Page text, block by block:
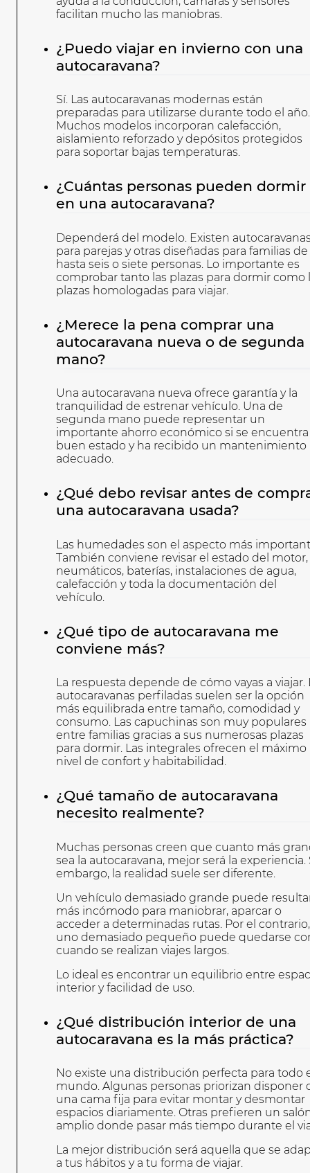
facilitan mucho las maniobras.
¿Puedo viajar en invierno con una
autocaravana?
Sí. Las autocaravanas modernas están
preparadas para utilizarse durante todo el año.
Muchos modelos incorporan calefacción,
aislamiento reforzado y depósitos protegidos
para soportar bajas temperaturas.
¿Cuántas personas pueden dormir
en una autocaravana?
Dependerá del modelo. Existen
para parejas y otras diseñadas para familias de
hasta seis o siete personas. Lo importante es
comprobar tanto las plazas para dormir como
plazas homologadas para viajar.
¿Merece la pena comprar una
autocaravana nueva o de segunda
mano?
Una autocaravana nueva ofrece garantía y la
tranquilidad de estrenar vehículo. Una de
segunda mano puede representar un
importante ahorro económico si se
buen estado y ha recibido un mantenimiento
adecuado.
¿Qué debo revisar antes de
una autocaravana usada?
Las humedades son el aspecto más
También conviene revisar el estado del motor,
neumáticos, baterías, instalaciones de agua,
calefacción y toda la documentación del
vehículo.
¿Qué tipo de autocaravana me
conviene más?
La respuesta depende de cómo vayas a viajar.
autocaravanas perfiladas suelen ser la opción
más equilibrada entre tamaño, comodidad y
consumo. Las capuchinas son muy populares
entre familias gracias a sus numerosas plazas
para dormir. Las integrales ofrecen el máximo
nivel de confort y habitabilidad.
¿Qué tamaño de autocaravana
necesito realmente?
Muchas personas creen que cuanto más
sea la autocaravana, mejor será la experiencia.
embargo, la realidad suele ser diferente.
Un vehículo demasiado grande puede
más incómodo para maniobrar, aparcar o
acceder a determinadas rutas. Por el contrario,
uno demasiado pequeño puede quedarse
cuando se realizan viajes largos.
Lo ideal es encontrar un equilibrio entre
interior y facilidad de uso.
¿Qué distribución interior de una
autocaravana es la más práctica?
No existe una distribución perfecta para todo
mundo. Algunas personas priorizan disponer
una cama fija para evitar montar y desmontar
espacios diariamente. Otras prefieren un
amplio donde pasar más tiempo durante el
La mejor distribución será aquella que se
a tus hábitos y a tu forma de viajar.